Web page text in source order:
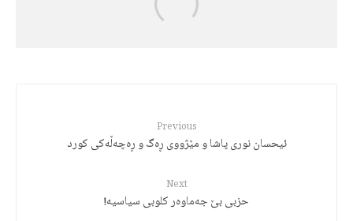
Previous
ئیحسان نوری پاشا و مێژووی ڕەگ و ڕەچەڵەکی کورد
Next
حزبی بێ جەماوەر کلوبی سیاسیە!